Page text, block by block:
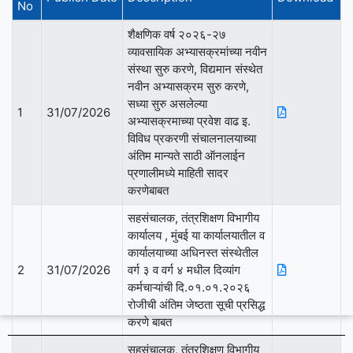
रीट याचिका क्र. २४९२/२०२४ श्री. निशांत नामदेवराव गटकळ व इतर
विरुद्ध महाराष्ट्र शासन व इतर या न्यायालयीन प्रकरणी मा. उच्च न्यायालय
मुंबई यांनी दि. २३-१०-२०२४ रोजी पारित केलेल्या आदेशाच्या अनुषंगाने
No
1 31/07/2026
शैक्षणिक वर्ष २०२६-२७
व्यावसायिक अभ्यासक्रमांच्या नवीन
संस्था सुरु करणे, विद्यमान संस्थेत
नवीन अभ्यासक्रम सुरु करणे,
सध्या सुरु असलेल्या
अभ्यासक्रमाच्या प्रवेश वाढ इ.
विविध प्रकरणी संचालनालयाच्या
अंतिम मान्यते साठी ऑनलाईन
प्रणालीमध्ये माहिती सादर
करणेबाबत
2 31/07/2026
सहसंचालक, तंत्रशिक्षण विभागीय
कार्यालय , मुंबई या कार्यालयातील व
कार्यालयाच्या अधिनस्त संस्थेतील
वर्ग ३ व वर्ग ४ मधील दिव्यांग
कर्मचाऱ्यांची दि.०१.०१.२०२६
रोजीची अंतिम जेष्ठता सूची प्रसिद्ध
करणे बाबत
सहसंचालक, तंत्रशिक्षण विभागीय